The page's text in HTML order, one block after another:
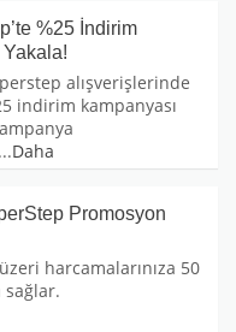
%25 İndirim
Yakala!
alışverişlerinde
indirim kampanyası
...Daha
Promosyon
harcamalarınıza 50